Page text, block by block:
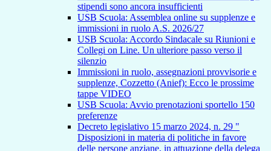
stipendi sono ancora insufficienti
USB Scuola: Assemblea online su supplenze e
immissioni in ruolo A.S. 2026/27
USB Scuola: Accordo Sindacale su Riunioni e
Collegi on Line. Un ulteriore passo verso il
silenzio
Immissioni in ruolo, assegnazioni provvisorie e
supplenze, Cozzetto (Anief): Ecco le prossime
tappe VIDEO
USB Scuola: Avvio prenotazioni sportello 150
preferenze
Decreto legislativo 15 marzo 2024, n. 29 "
Disposizioni in materia di politiche in favore
delle persone anziane, in attuazione della delega